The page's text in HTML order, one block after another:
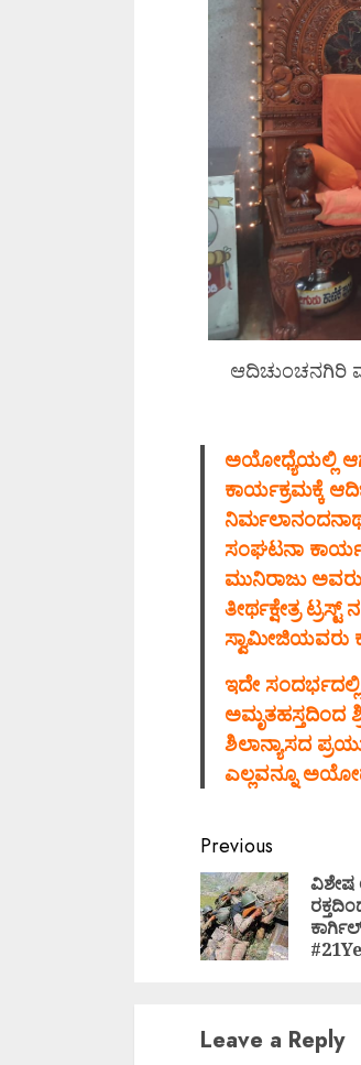
ಆದಿಚುಂಚನಗಿರಿ
ಅಯೋಧ್ಯೆಯಲ್ಲಿ
ಕಾರ್ಯಕ್ರಮಕ್ಕೆ
ಸಂಘಟನಾ
ಮುನಿರಾಜು
ತೀರ್ಥಕ್ಷೇತ್ರ
ಸ್ವಾಮೀಜಿಯವರು
ಇದೇ
ಅಮೃತಹಸ್ತದಿಂದ
ಶಿಲಾನ್ಯಾಸದ
ಎಲ್ಲವನ್ನೂ
Continue
Reading
Previous
ವಿಶೇಷ
Leave a Reply